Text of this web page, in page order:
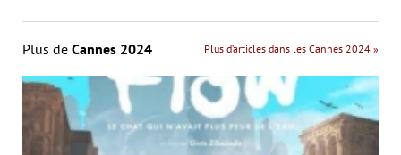
Plus de Cannes 2024 Plus d’articles dans les Cannes 2024 »